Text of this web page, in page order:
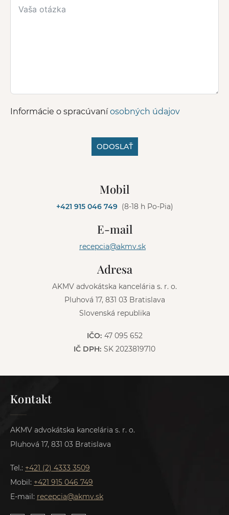
Informácie o spracúvaníosobných údajov
ODOSLAŤ
Mobil
+421 915 046 749 (8-18 h Po-Pia)
E-mail
recepcia@akmv.sk
Adresa
AKMV advokátska kancelária s. r. o.
Pluhová 17, 831 03 Bratislava
Slovenská republika
IČO: 47 095 652
IČ DPH: SK 2023819710
Kontakt
AKMV advokátska kancelária s. r. o.
Pluhová 17, 831 03 Bratislava
Tel.: +421 (2) 4333 3509
Mobil: +421 915 046 749
E-mail: recepcia@akmv.sk